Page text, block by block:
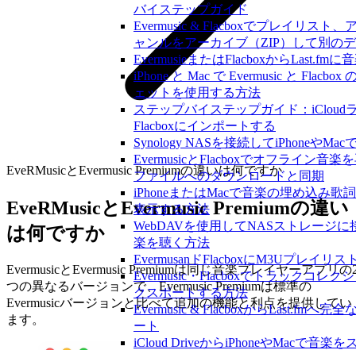
バイステップガイド
Evermusic & Flacboxでプレイリスト、
ャンルをアーカイブ（ZIP）して別の
EvermusieまたはFlacboxからLast.fmに
iPhone と Mac で Evermusic と Flacbox
ェットを使用する方法
ステップバイステップガイド：iCloud
Flacboxにインポートする
Synology NASを接続してiPhoneやMac
EvermusicとFlacboxでオフライン音楽
ファイルへのダウンロードと同期
iPhoneまたはMacで音楽の埋め込み歌
表示する方法
WebDAVを使用してNASストレージに
楽を聴く方法
EvermusanドFlacboxにM3Uプレイリ
Evermusic・Flacboxでトラックコレク
クスポートする方法
Evermusic & FlacboxからLast.fmへ完
ート
iCloud DriveからiPhoneやMacで音楽を
EveRMusicとEvermusic Premiumの違いは何ですか
EveRMusicとEvermusic Premiumの違い
は何ですか
EvermusicとEvermusic Premiumは同じ音楽プレイヤーアプリの
つの異なるバージョンで、Evermusic Premiumは標準の
Evermusicバージョンと比べて追加の機能と利点を提供してい
ます。